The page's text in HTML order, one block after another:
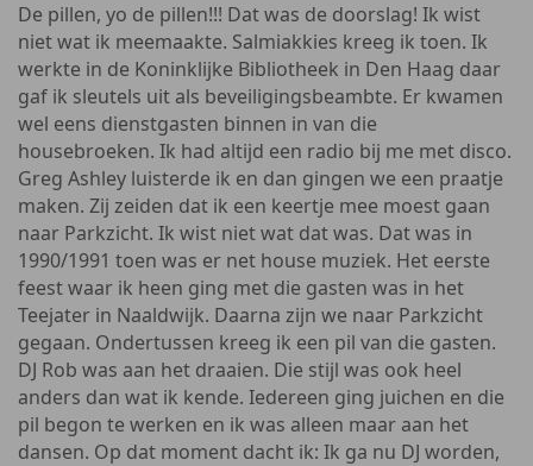
De pillen, yo de pillen!!! Dat was de doorslag! Ik wist
niet wat ik meemaakte. Salmiakkies kreeg ik toen. Ik
werkte in de Koninklijke Bibliotheek in Den Haag daar
gaf ik sleutels uit als beveiligingsbeambte. Er kwamen
wel eens dienstgasten binnen in van die
housebroeken. Ik had altijd een radio bij me met disco.
Greg Ashley luisterde ik en dan gingen we een praatje
maken. Zij zeiden dat ik een keertje mee moest gaan
naar Parkzicht. Ik wist niet wat dat was. Dat was in
1990/1991 toen was er net house muziek. Het eerste
feest waar ik heen ging met die gasten was in het
Teejater in Naaldwijk. Daarna zijn we naar Parkzicht
gegaan. Ondertussen kreeg ik een pil van die gasten.
DJ Rob was aan het draaien. Die stijl was ook heel
anders dan wat ik kende. Iedereen ging juichen en die
pil begon te werken en ik was alleen maar aan het
dansen. Op dat moment dacht ik: Ik ga nu DJ worden,